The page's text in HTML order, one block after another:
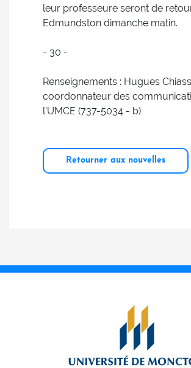
leur professeure seront de
Edmundston dimanche matin.
- 30 -
Renseignements : Hugues
coordonnateur des
l'UMCE (737-5034 - b)
Retourner aux nouvelles